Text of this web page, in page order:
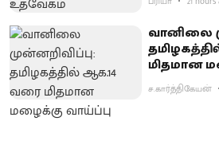
வானிலை
மிதமான
ச.கார்த்திகேயன்